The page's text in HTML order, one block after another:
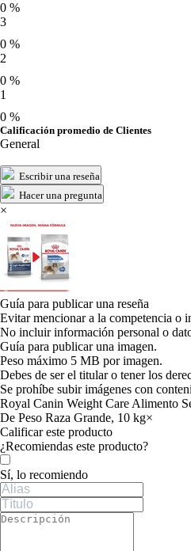
0 %
3
0 %
2
0 %
1
0 %
Calificación promedio de Clientes
General
Escribir una reseña
Hacer una pregunta
×
Guía para publicar una reseña
Evitar mencionar a la competencia o
No incluir información personal o
Guía para publicar una imagen.
Peso máximo 5 MB por imagen.
Debes de ser el titular o tener los
Se prohíbe subir imágenes con
Royal Canin Weight Care Alimento
De Peso Raza Grande, 10 kg×
Calificar este producto
Tu valoración
¿Recomiendas este producto?
Sí, lo recomiendo